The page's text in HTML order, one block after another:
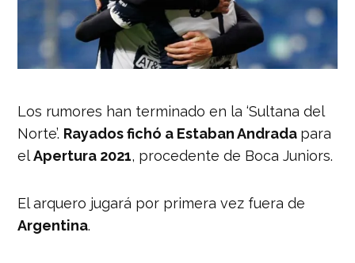
Los rumores han terminado en la ‘Sultana del
Norte’. Rayados fichó a Estaban Andrada para
elApertura 2021, procedente de Boca Juniors.
El arquero jugará por primera vez fuera de
Argentina.